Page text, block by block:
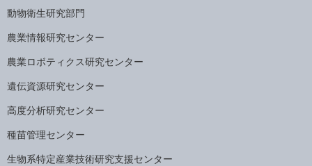
動物衛生研究部門
農業情報研究センター
農業ロボティクス研究センター
遺伝資源研究センター
高度分析研究センター
種苗管理センター
生物系特定産業技術研究支援センター